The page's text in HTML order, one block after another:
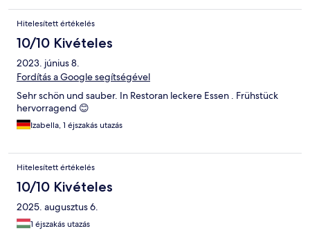
Hitelesített értékelés
10/10 Kivételes
2023. június 8.
Fordítás a Google segítségével
Sehr schön und sauber. In Restoran leckere Essen . Frühstück
hervorragend 😊
Izabella, 1 éjszakás utazás
Hitelesített értékelés
10/10 Kivételes
2025. augusztus 6.
1 éjszakás utazás